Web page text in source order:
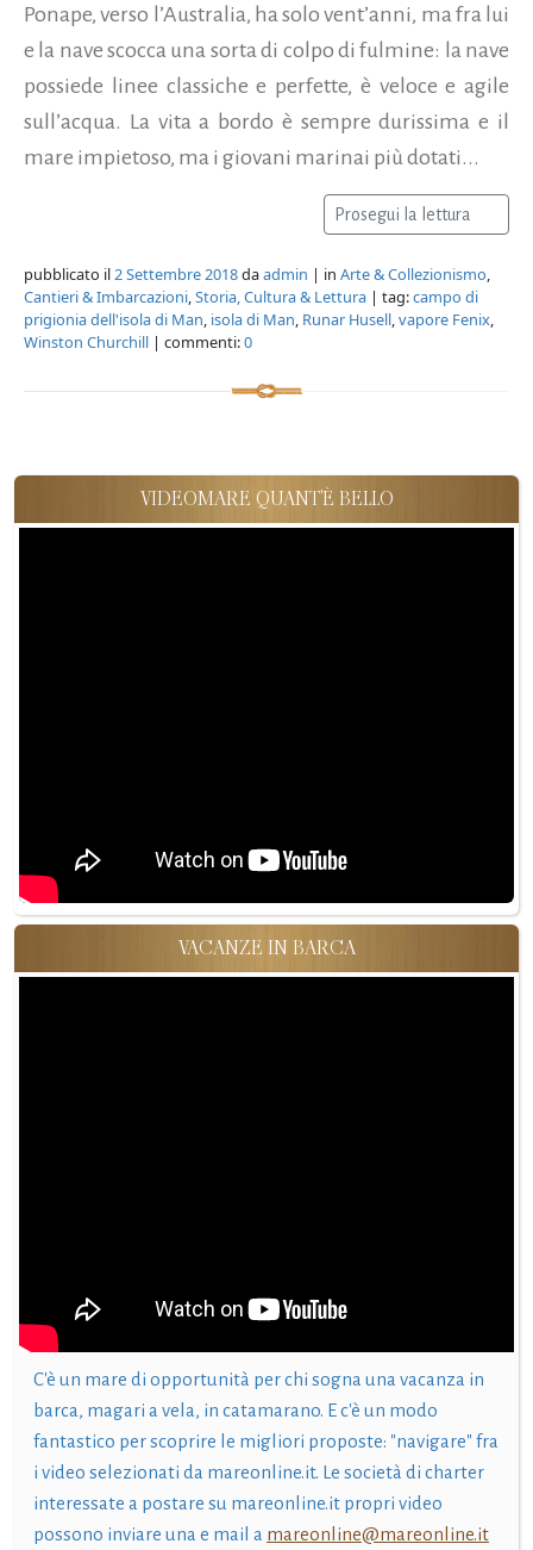
Ponape, verso l’Australia, ha solo vent’anni, ma fra lui
e la nave scocca una sorta di colpo di fulmine: la nave
possiede linee classiche e perfette, è veloce e agile
sull’acqua. La vita a bordo è sempre durissima e il
mare impietoso, ma i giovani marinai più dotati...
Prosegui la lettura
pubblicato il2 Settembre 2018daadmin | in Arte & Collezionismo,
Cantieri & Imbarcazioni,Storia, Cultura & Lettura | tag:campo di
prigionia dell'isola di Man, isola di Man, Runar Husell,vapore Fenix,
Winston Churchill | commenti:0
VIDEOMARE QUANT'È BELLO
VACANZE IN BARCA
C'è un mare di opportunità per chi sogna una vacanza in
barca, magari a vela, in catamarano. E c'è un modo
fantastico per scoprire le migliori proposte: "navigare" fra
i video selezionati da mareonline.it. Le società di charter
interessate a postare su mareonline.it propri video
possono inviare una e mail a mareonline@mareonline.it